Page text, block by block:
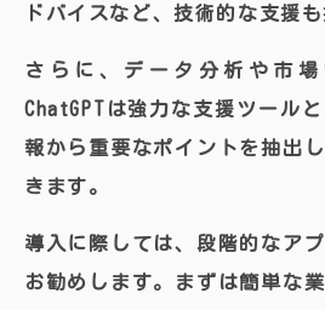
ドバイスなど、技術的な支援
さらに、データ分析や市場
ChatGPTは強力な支援ツール
報から重要なポイントを抽出
きます。
導入に際しては、段階的なア
お勧めします。まずは簡単な